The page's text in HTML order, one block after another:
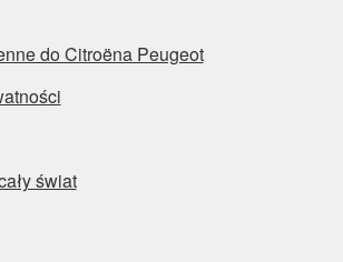
do Citroëna Peugeot
świat